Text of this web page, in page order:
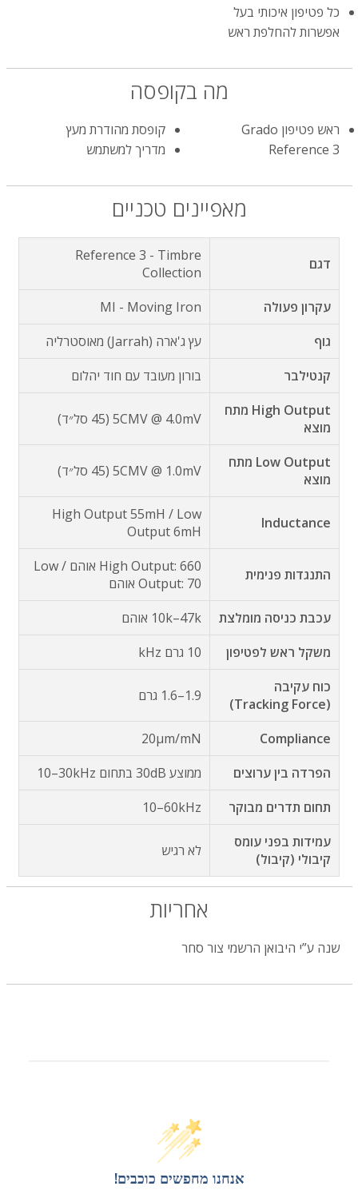
כל פטיפון איכותי בעל
אפשרות להחלפת ראש
מה בקופסה
ראש פטיפון Grado
Reference 3
קופסת מהודרת מעץ
מדריך למשתמש
מאפיינים טכניים
דגם
Reference 3 - Timbre
Collection
עקרון פעולה
MI - Moving Iron
גוף
עץ ג'ארה (Jarrah) מאוסטרליה
קנטילבר
בורון מעובד עם חוד יהלום
High Output מתח
מוצא
‎4.0mV ‏@ ‏5CMV (45 סל״ד)
Low Output מתח
מוצא
‎1.0mV ‏@ ‏5CMV (45 סל״ד)
Inductance
‎High Output 55mH / Low
Output 6mH
התנגדות פנימית
High Output: ‎660 אוהם / Low
Output: ‎70 אוהם
עכבת כניסה מומלצת
‎10k–47k אוהם
משקל ראש לפטיפון
10 גרם kHz
כוח עקיבה
(Tracking Force)
‎1.6–1.9 גרם
Compliance
‎20μm/mN
הפרדה בין ערוצים
תחום תדרים מבוקר
‎‎10–60kHz
עמידות בפני עומס
קיבולי (קיבול)
אחריות
שנה ע”י היבואן הרשמי צור סחר
אנחנו מחפשים כוכבים!